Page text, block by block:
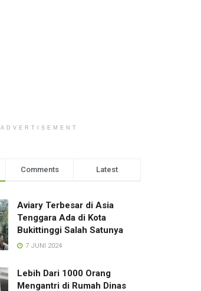
ADVERTISEMENT
Comments Latest
Aviary Terbesar di Asia
Tenggara Ada di Kota
Bukittinggi Salah Satunya
7 JUNI 2024
Lebih Dari 1000 Orang
Mengantri di Rumah Dinas